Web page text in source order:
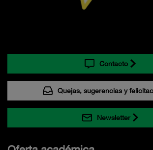
Contacto
Quejas, sugerencias y
Newsletter